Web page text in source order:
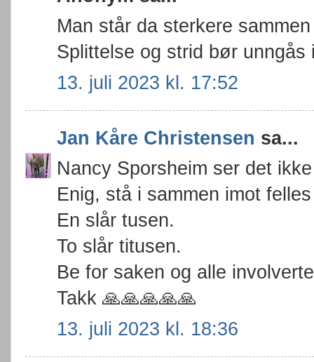
Man står da sterkere
Splittelse og strid bør unngås
13. juli 2023 kl. 17:52
Jan Kåre Christensen sa...
Nancy Sporsheim ser det
Enig, stå i sammen imot
En slår tusen.
To slår titusen.
Be for saken og alle
Takk 🙏🙏🙏🙏🙏
13. juli 2023 kl. 18:36